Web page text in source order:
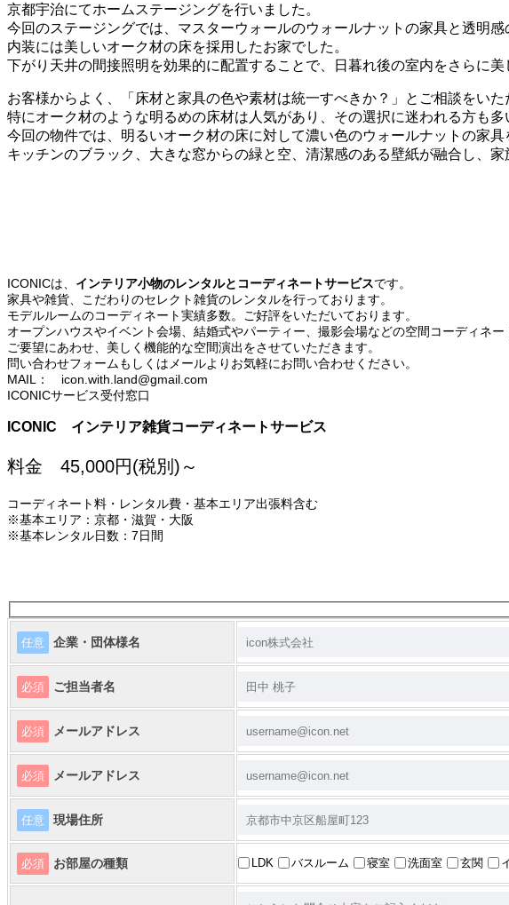
京都宇治にてホームステージングを行いました。
今回のステージングでは、マスターウォールのウォールナットの家具と透明
内装には美しいオーク材の床を採用したお家でした。
下がり天井の間接照明を効果的に配置することで、日暮れ後の室内をさらに美
お客様からよく、「床材と家具の色や素材は統一すべきか？」とご相談をいた
特にオーク材のような明るめの床材は人気があり、その選択に迷われる方も多
今回の物件では、明るいオーク材の床に対して濃い色のウォールナットの家
キッチンのブラック、大きな窓からの緑と空、清潔感のある壁紙が融合し、
ICONICは、 インテリア小物のレンタルとコーディネートサービスです。
家具や雑貨、こだわりのセレクト雑貨のレンタルを行っております。
モデルルームのコーディネート実績多数。ご好評をいただいております。
オープンハウスやイベント会場、結婚式やパーティー、撮影会場などの空間コーディネ
ご要望にあわせ、美しく機能的な空間演出をさせていただきます。
問い合わせフォームもしくはメールよりお気軽にお問い合わせください。
MAIL： icon.with.land@gmail.com
ICONICサービス受付窓口
ICONIC インテリア雑貨コーディネートサービス
料金 45,000円(税別)～
コーディネート料・レンタル費・基本エリア出張料含む
※基本エリア：京都・滋賀・大阪
※基本レンタル日数：7日間
任意 企業・団体様名
必須 ご担当者名
必須 メールアドレス
必須 メールアドレス
任意 現場住所
必須 お部屋の種類 LDK バスルーム 寝室 洗面室 玄関